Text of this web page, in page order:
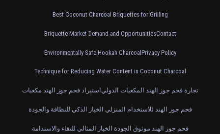
Best Coconut Charcoal Briquettes for Grilling
Briquette Market Demand and OpportunitiesContact
Environmentally Safe Hookah CharcoalPrivacy Policy
Technique for Reducing Water Content in Coconut Charcoal
استيراد فحم جوز الهند مكعبات تجارة فحم جوز الهند المكعبات الدولي
فحم جوز الهند للاستخدام المنزلي الخيار الذكي للنظافة والجودة
فحم جوز الهند موثوق الجودة الخيار المثالي للنقاء والاستدامة